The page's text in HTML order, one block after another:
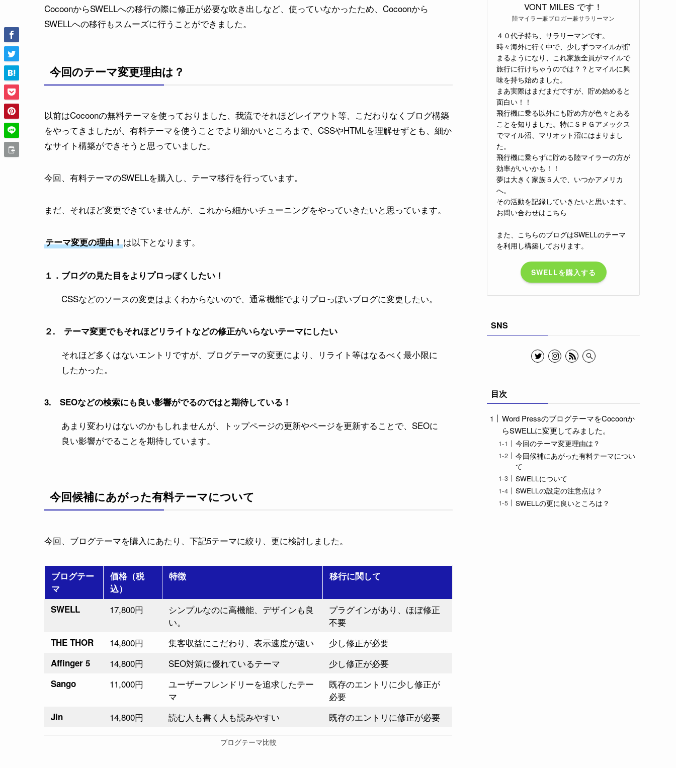
CocoonからSWELLへの移行の際に修正が必要な吹き出しなど、使っていなかったため、Cocoonから
SWELLへの移行もスムーズに行うことができました。
今回のテーマ変更理由は？
以前はCocoonの無料テーマを使っておりました、我流でそれほどレイアウト等、こだわりなくブログ構築
をやってきましたが、有料テーマを使うことでより細かいところまで、CSSやHTMLを理解せずとも、細か
なサイト構築ができそうと思っていました。
今回、有料テーマのSWELLを購入し、テーマ移行を行っています。
まだ、それほど変更できていませんが、これから細かいチューニングをやっていきたいと思っています。
テーマ変更の理由！は以下となります。
１．ブログの見た目をよりプロっぽくしたい！
CSSなどのソースの変更はよくわからないので、通常機能でよりプロっぽいブログに変更したい。
２. テーマ変更でもそれほどリライトなどの修正がいらないテーマにしたい
それほど多くはないエントリですが、ブログテーマの変更により、リライト等はなるべく最小限に
したかった。
3. SEOなどの検索にも良い影響がでるのではと期待している！
あまり変わりはないのかもしれませんが、トップページの更新やページを更新することで、SEOに
良い影響がでることを期待しています。
今回候補にあがった有料テーマについて
今回、ブログテーマを購入にあたり、下記5テーマに絞り、更に検討しました。
ブログテー
マ
価格（税
込）
特徴 移行に関して
SWELL 17,800円
シンプルなのに高機能、デザインも良
い。
プラグインがあり、ほぼ修正
不要
THE THOR 14,800円 集客収益にこだわり、表示速度が速い 少し修正が必要
Affinger 5 14,800円 SEO対策に優れているテーマ 少し修正が必要
Sango 11,000円
ユーザーフレンドリーを追求したテー
マ
既存のエントリに少し修正が
必要
Jin 14,800円 読む人も書く人も読みやすい 既存のエントリに修正が必要
ブログテーマ比較
VONT MILES です！
陸マイラー兼ブロガー兼サラリーマン
４０代子持ち、サラリーマンです。
時々海外に行く中で、少しずつマイルが貯
まるようになり、これ家族全員がマイルで
旅行に行けちゃうのでは？？とマイルに興
味を持ち始めました。
まあ実際はまだまだですが、貯め始めると
面白い！！
飛行機に乗る以外にも貯め方が色々とある
ことを知りました。特にＳＰＧアメックス
でマイル沼、マリオット沼にはまりまし
た。
飛行機に乗らずに貯める陸マイラーの方が
効率がいいかも！！
夢は大きく家族５人で、いつかアメリカ
へ。
その活動を記録していきたいと思います。
お問い合わせはこちら
また、こちらのブログはSWELLのテーマ
を利用し構築しております。
SWELLを購入する
SNS
目次
Word PressのブログテーマをCocoonか
らSWELLに変更してみました。
今回のテーマ変更理由は？
今回候補にあがった有料テーマについ
て
SWELLについて
SWELLの設定の注意点は？
SWELLの更に良いところは？